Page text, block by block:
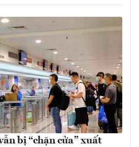
bị “chặn cửa” xuất